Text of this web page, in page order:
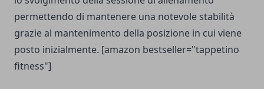
permettendo di mantenere una notevole stabilità
grazie al mantenimento della posizione in cui viene
posto inizialmente. [amazon bestseller="tappetino
fitness"]